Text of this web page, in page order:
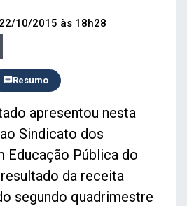
22/10/2015 às 18h28
Resumo
apresentou nesta
Sindicato dos
Educação Pública do
da receita
segundo quadrimestre